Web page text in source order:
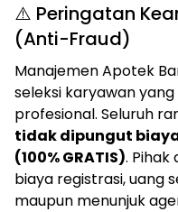
⚠️ Peringatan
(Anti-Fraud)
Manajemen Apotek
seleksi karyawan
profesional. Seluruh
tidak dipungut
(100% GRATIS).
biaya registrasi, uang
maupun menunjuk